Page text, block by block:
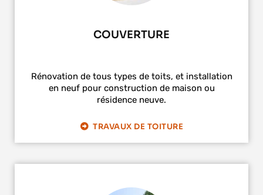
COUVERTURE
Rénovation de tous types de toits, et installation
en neuf pour construction de maison ou
résidence neuve.
TRAVAUX DE TOITURE